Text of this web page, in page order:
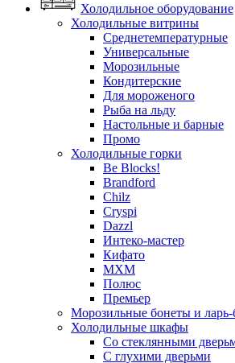
Холодильное оборудование
Холодильные витрины
Среднетемпературные
Универсальные
Морозильные
Кондитерские
Для мороженого
Рыба на льду
Настольные и барные
Промо
Холодильные горки
Be Blocks!
Brandford
Chilz
Cryspi
Dazzl
Интеко-мастер
Кифато
МХМ
Полюс
Премьер
Морозильные бонеты и
Холодильные шкафы
Со стеклянными
С глухими дверьми